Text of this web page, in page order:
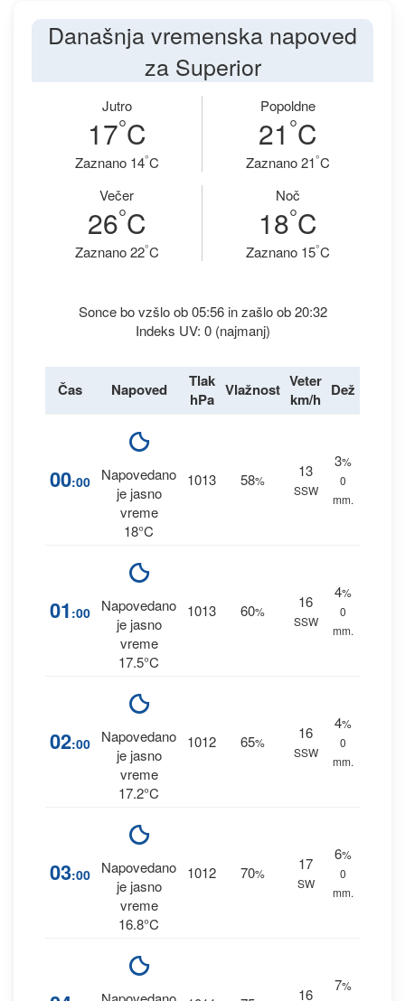
Današnja vremenska napoved
za Superior
Jutro
17°C
Zaznano 14°C
Popoldne
21 °C
Zaznano 21°C
Večer
26°C
Zaznano 22°C
Noč
18°C
Zaznano 15°C
Sonce bo vzšlo ob 05:56 in zašlo ob 20:32
Indeks UV: 0 (najmanj)
Čas Napoved
Tlak
hPa Vlažnost Veter
km/h Dež
00:00
Napovedano
je jasno
vreme
18°C
1013 58%
13
SSW
3%
0
mm.
01 :00
Napovedano
je jasno
vreme
17.5°C
1013 60%
16
SSW
4%
0
mm.
02:00
Napovedano
je jasno
vreme
17.2°C
1012 65%
16
SSW
4%
0
mm.
03:00
Napovedano
je jasno
vreme
16.8°C
1012 70%
17
SW
6%
0
mm.
16
7%